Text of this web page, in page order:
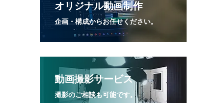
オリジナル動画制作
企画・構成からお任せください。
動画撮影サービス
撮影のご相談も可能です。